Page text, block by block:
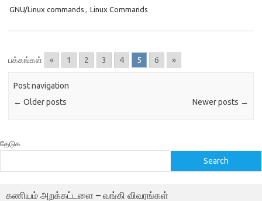
GNU/Linux commands , Linux Commands
பக்கங்கள் « 1 2 3 4 5 6 »
Post navigation
← Older posts Newer posts →
தேடுக
Search
கணியம் அறக்கட்டளை – வங்கி விவரங்கள்